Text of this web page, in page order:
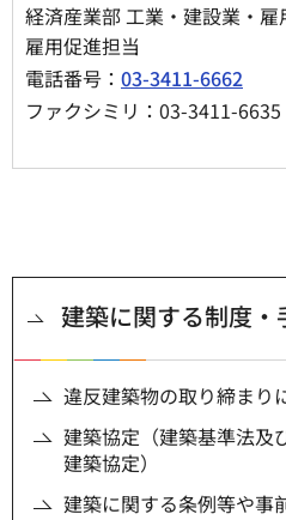
経済産業部 工業・建設業・雇
雇用促進担当
電話番号： 03-3411-6662
ファクシミリ：03-3411-6635
建築に関する制度・
違反建築物の取り締まり
建築協定（建築基準法及
建築協定）
建築に関する条例等や事